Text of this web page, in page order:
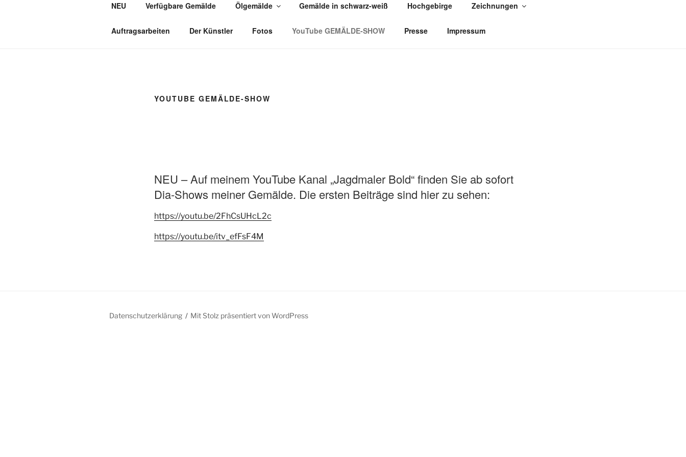
JAGDMALER THOMAS BOLD
NEU Verfügbare Gemälde Ölgemälde Gemälde in schwarz-weiß Hochgebirge Zeichnungen
Auftragsarbeiten Der Künstler Fotos YouTube GEMÄLDE-SHOW Presse Impressum
YOUTUBE GEMÄLDE-SHOW
NEU – Auf meinem YouTube Kanal „Jagdmaler Bold“ finden Sie ab sofort
Dia-Shows meiner Gemälde. Die ersten Beiträge sind hier zu sehen:
https://youtu.be/2FhCsUHcL2c
https://youtu.be/itv_efFsF4M
Datenschutzerklärung Mit Stolz präsentiert von WordPress